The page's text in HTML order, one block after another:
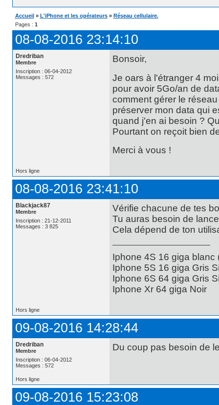
Accueil » L'iPhone et les opérateurs » Réseau cellulaire.
Pages : 1
08-08-2016 23:14:10
Dredriban
Membre
Inscription : 06-04-2012
Messages : 572
Bonsoir,
Je oars à l'étranger 4
pour avoir 5Go/an de
comment gérer le
préserver mon data qui
quand j'en ai besoin ?
Pourtant on reçoit bien
Merci à vous !
Hors ligne
08-08-2016 23:41:10
Blackjack87
Membre
Inscription : 21-12-2011
Messages : 3 825
Vérifie chacune de tes
Tu auras besoin de
Cela dépend de ton
Iphone 4S 16 giga blanc
Iphone 5S 16 giga Gris
Iphone 6S 64 giga Gris
Iphone Xr 64 giga Noir
Hors ligne
09-08-2016 14:28:44
Dredriban
Membre
Inscription : 06-04-2012
Messages : 572
Du coup pas besoin de
Hors ligne
09-08-2016 15:23:08